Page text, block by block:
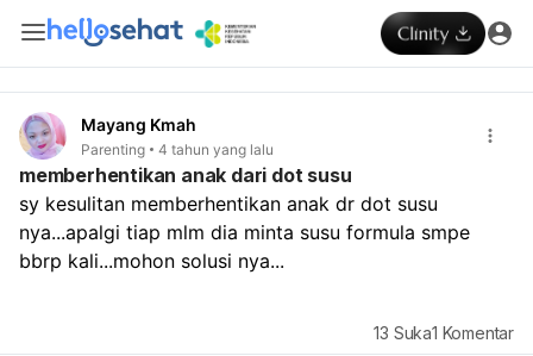
Mayang Kmah
Parenting 4 tahun yang lalu
memberhentikan anak dari dot susu
sy kesulitan memberhentikan anak dr dot susu
nya...apalgi tiap mlm dia minta susu formula smpe
bbrp kali...mohon solusi nya...
13 Suka1 Komentar